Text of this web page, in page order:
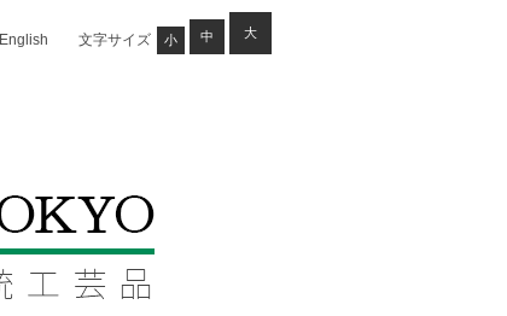
English 文字サイズ 小 中 大